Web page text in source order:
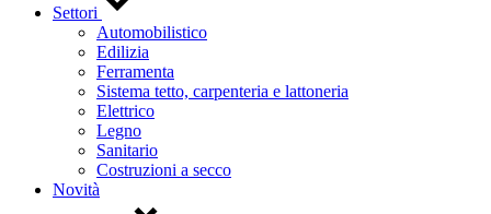
Settori
Automobilistico
Edilizia
Ferramenta
Sistema tetto, carpenteria e lattoneria
Elettrico
Legno
Sanitario
Costruzioni a secco
Novità